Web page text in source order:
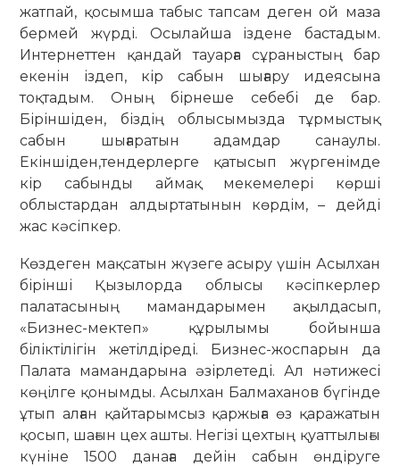
жатпай, қосымша табыс тапсам деген ой маза
бермей жүрді. Осылайша іздене бастадым.
Интернеттен қандай тауарға сұраныстың бар
екенін іздеп, кір сабын шығару идеясына
тоқтадым. Оның бірнеше себебі де бар.
Біріншіден, біздің облысымызда тұрмыстық
сабын шығаратын адамдар санаулы.
Екіншіден,тендерлерге қатысып жүргенімде
кір сабынды аймақ мекемелері көрші
облыстардан алдыртатынын көрдім, – дейді
жас кәсіпкер.
Көздеген мақсатын жүзеге асыру үшін Асылхан
бірінші Қызылорда облысы кәсіпкерлер
палатасының мамандарымен ақылдасып,
«Бизнес-мектеп» құрылымы бойынша
біліктілігін жетілдіреді. Бизнес-жоспарын да
Палата мамандарына әзірлетеді. Ал нәтижесі
көңілге қонымды. Асылхан Балмаханов бүгінде
ұтып алған қайтарымсыз қаржыға өз қаражатын
қосып, шағын цех ашты. Негізі цехтың қуаттылығы
күніне 1500 данаға дейін сабын өндіруге